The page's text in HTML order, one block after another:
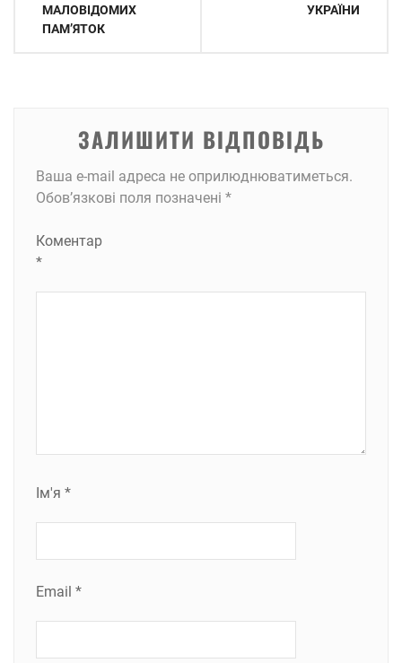
МАЛОВІДОМИХ
ПАМ’ЯТОК
УКРАЇНИ
ЗАЛИШИТИ ВІДПОВІДЬ
Ваша e-mail адреса не оприлюднюватиметься.
Обов’язкові поля позначені *
Коментар
*
Ім'я *
Email *